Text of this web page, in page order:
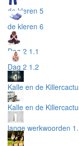
de kleren 5
de kleren 6
Dag 2 1.1
Dag 2 1.2
Kalle en de
Kalle en de
lange werkwoorden